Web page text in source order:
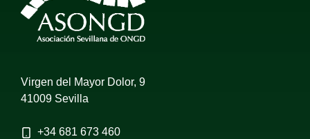
Virgen del Mayor Dolor, 9
41009 Sevilla
+34 681 673 460